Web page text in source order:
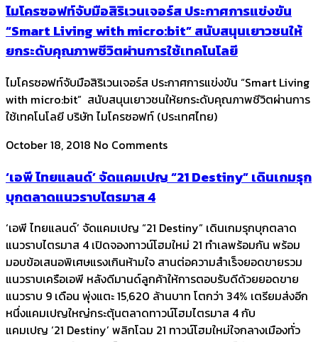
ไมโครซอฟท์จับมือสิริเวนเจอร์ส ประกาศการแข่งขัน
“Smart Living with micro:bit” สนับสนุนเยาวชนให้
ยกระดับคุณภาพชีวิตผ่านการใช้เทคโนโลยี
ไมโครซอฟท์จับมือสิริเวนเจอร์ส ประกาศการแข่งขัน “Smart Living
with micro:bit” สนับสนุนเยาวชนให้ยกระดับคุณภาพชีวิตผ่านการ
ใช้เทคโนโลยี บริษัท ไมโครซอฟท์ (ประเทศไทย)
October 18, 2018 No Comments
‘เอพี ไทยแลนด์’ จัดแคมเปญ “21 Destiny” เดินเกมรุก
บุกตลาดแนวราบไตรมาส 4
‘เอพี ไทยแลนด์’ จัดแคมเปญ “21 Destiny” เดินเกมรุกบุกตลาด
แนวราบไตรมาส 4 เปิดจองทาวน์โฮมใหม่ 21 ทำเลพร้อมกัน พร้อม
มอบข้อเสนอพิเศษแรงเกินห้ามใจ สานต่อความสำเร็จยอดขายรวม
แนวราบเครือเอพี หลังดีมานด์ลูกค้าให้การตอบรับดีด้วยยอดขาย
แนวราบ 9 เดือน พุ่งแตะ 15,620 ล้านบาท โตกว่า 34% เตรียมส่งอีก
หนึ่งแคมเปญใหญ่กระตุ้นตลาดทาวน์โฮมไตรมาส 4 กับ
แคมเปญ ‘21 Destiny’ พลิกโฉม 21 ทาวน์โฮมใหม่ใจกลางเมืองทั่ว